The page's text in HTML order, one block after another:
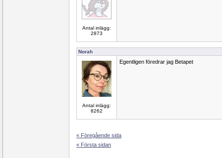
Antal inlägg:
2873
Norah
Antal inlägg:
8262
Egentligen föredrar jag Betapet
« Föregående sida
« Första sidan